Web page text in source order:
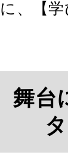
に、【
舞台